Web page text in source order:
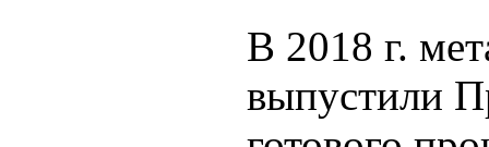
В 2018 г.
выпустили